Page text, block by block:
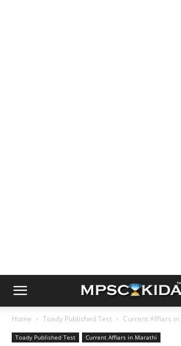
Home Toady Published Test Current Affiars
Toady Published Test Current Affiars in Marathi